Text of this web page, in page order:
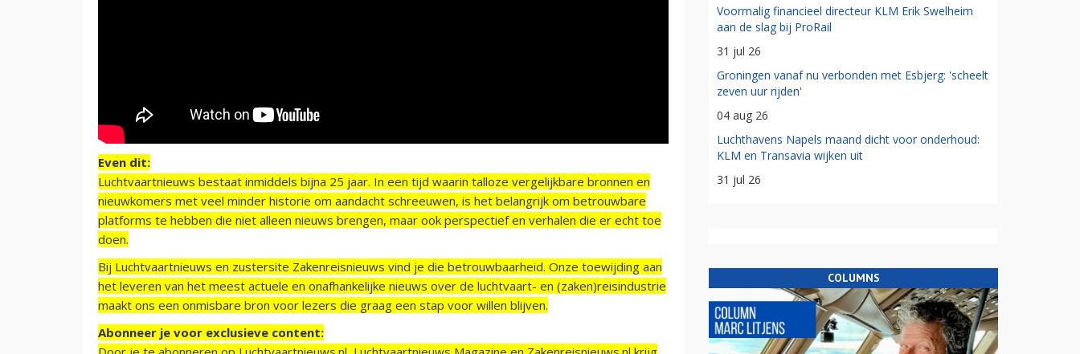
Even dit:
Luchtvaartnieuws bestaat inmiddels bijna 25 jaar. In een tijd waarin talloze vergelijkbare bronnen en
nieuwkomers met veel minder historie om aandacht schreeuwen, is het belangrijk om betrouwbare
platforms te hebben die niet alleen nieuws brengen, maar ook perspectief en verhalen die er echt toe
doen.
Bij Luchtvaartnieuws en zustersite Zakenreisnieuws vind je die betrouwbaarheid. Onze toewijding aan
het leveren van het meest actuele en onafhankelijke nieuws over de luchtvaart- en (zaken)reisindustrie
maakt ons een onmisbare bron voor lezers die graag een stap voor willen blijven.
Abonneer je voor exclusieve content:
Voormalig financieel directeur KLM Erik Swelheim
aan de slag bij ProRail
31 jul 26
Groningen vanaf nu verbonden met Esbjerg: 'scheelt
zeven uur rijden'
04 aug 26
Luchthavens Napels maand dicht voor onderhoud:
KLM en Transavia wijken uit
31 jul 26
COLUMNS